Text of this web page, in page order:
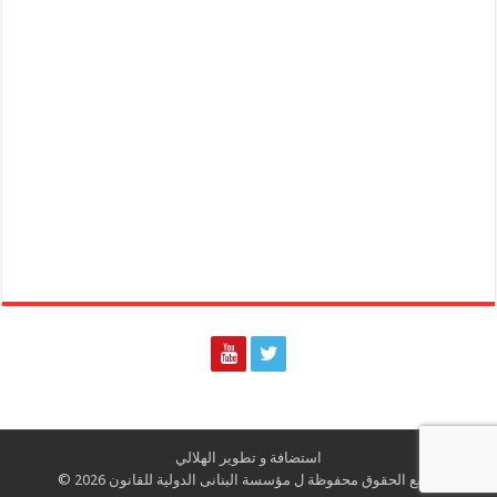
استضافة و تطوير الهلالي
جميع الحقوق محفوظة ل مؤسسة البنانى الدولية للقانون 2026 ©